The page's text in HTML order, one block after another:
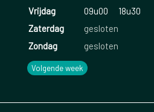
Vrijdag
09u00
18u30
Zaterdag
gesloten
Zondag
gesloten
Volgende week